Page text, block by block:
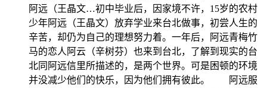
阿远（王晶文…初中毕业后，因家境不许，15岁的农村
少年阿远（王晶文）放弃学业来台北做事，初尝人生的
辛苦，却仍为自己的理想努力着。一年后，阿远青梅竹
马的恋人阿云（辛树芬）也来到台北，了解到现实的台
北同阿远信里所描述的，是两个世界。可是困顿的环境
并没减少他们的快乐，因为他们拥有彼此。 阿远服